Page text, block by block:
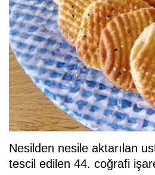
Nesilden nesile aktarılan
tescil edilen 44. coğrafi